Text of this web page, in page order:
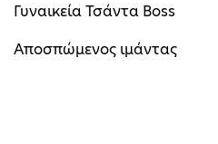
Γυναικεία Τσάντα Boss
Αποσπώμενος ιμάντας